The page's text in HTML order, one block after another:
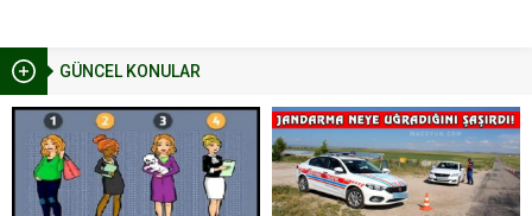
GÜNCEL KONULAR